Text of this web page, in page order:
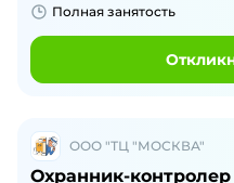
Полная занятость
ООО "ТЦ "МОСКВА"
Охранник-контролер